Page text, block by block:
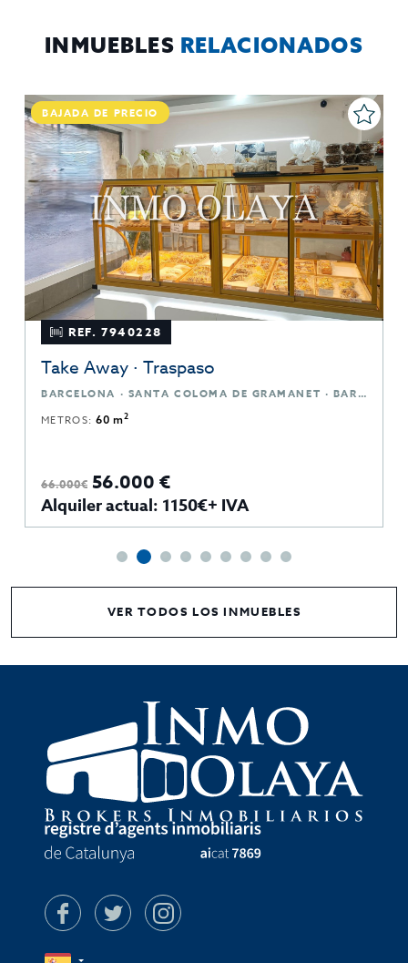
INMUEBLES RELACIONADOS
BAJADA DE PRECIO
REF. 7940228
Take Away · Traspaso
BARCELONA · SANTA COLOMA DE GRAMANET · BARCELONA
METROS:60 m2
66.000€ 56.000 €
Alquiler actual: 1150€+ IVA
VER TODOS LOS INMUEBLES